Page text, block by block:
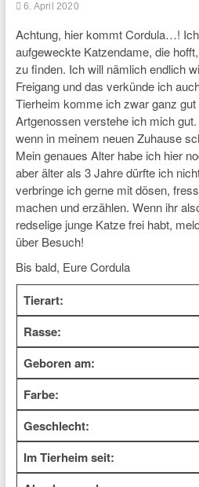
6. April 2020
Achtung, hier kommt Cordula…!
aufgeweckte Katzendame, die
zu finden. Ich will nämlich endlich
Freigang und das verkünde ich
Tierheim komme ich zwar ganz
Artgenossen verstehe ich mich
wenn in meinem neuen Zuhause
Mein genaues Alter habe ich hier
aber älter als 3 Jahre dürfte ich
verbringe ich gerne mit dösen,
machen und erzählen. Wenn ihr
redselige junge Katze frei habt,
über Besuch!
Bis bald, Eure Cordula
Tierart:
Rasse:
Geboren am:
Farbe:
Geschlecht:
Im Tierheim seit: